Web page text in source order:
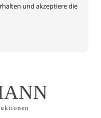
und akzeptiere die